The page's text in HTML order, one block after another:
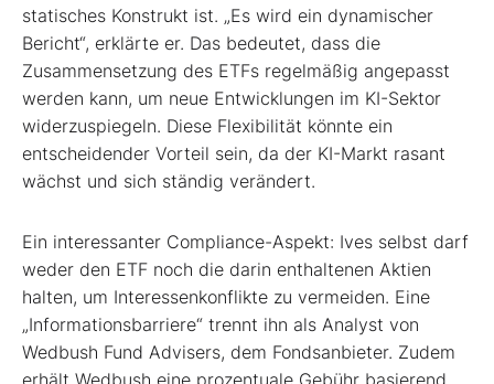
statisches Konstrukt ist. „Es wird ein dynamischer
Bericht“, erklärte er. Das bedeutet, dass die
Zusammensetzung des ETFs regelmäßig angepasst
werden kann, um neue Entwicklungen im KI-Sektor
widerzuspiegeln. Diese Flexibilität könnte ein
entscheidender Vorteil sein, da der KI-Markt rasant
wächst und sich ständig verändert.
Ein interessanter Compliance-Aspekt: Ives selbst darf
weder den ETF noch die darin enthaltenen Aktien
halten, um Interessenkonflikte zu vermeiden. Eine
„Informationsbarriere“ trennt ihn als Analyst von
Wedbush Fund Advisers, dem Fondsanbieter. Zudem
erhält Wedbush eine prozentuale Gebühr basierend